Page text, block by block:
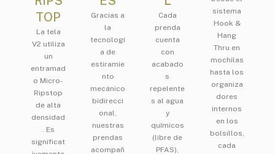
TOP
La tela
V2 utiliza
un
entramad
o Micro-
Ripstop
de alta
densidad
. Es
significat
Gracias a
la
tecnologí
a de
estiramie
nto
mecánico
bidirecci
onal,
nuestras
prendas
acompañ
Cada
prenda
cuenta
con
acabado
s
repelente
s al agua
y
químicos
(libre de
PFAS),
sistema
Hook &
Hang
Thru en
mochilas
hasta los
organiza
dores
internos
en los
bolsillos,
cada